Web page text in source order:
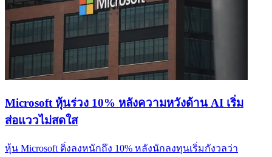
Microsoft หุ้นร่วง 10% หลังความหวังด้าน AI เริ่ม
ส่อแววไม่สดใส
หุ้น Microsoft ดิ่งลงหนักถึง 10% หลังนักลงทุนเริ่มกังวลว่า